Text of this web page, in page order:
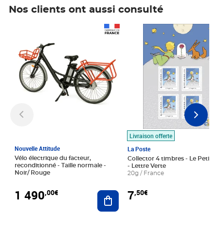
Nos clients ont aussi consulté
Nouvelle Attitude
Vélo électrique du facteur,
reconditionné - Taille normale -
Noir/ Rouge
1 490,00€ Ajouter au panier
Livraison offerte
La Poste
Collector 4 timbres - Le Petit
- Lettre Verte
20g / France
7,50€
Prix 7,50€